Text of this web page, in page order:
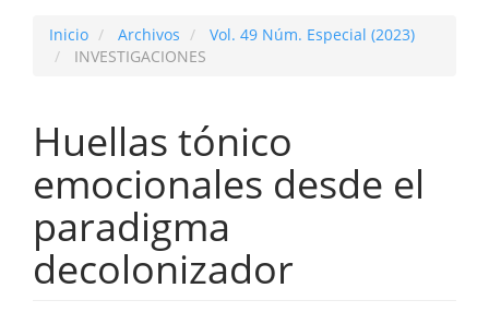
Inicio Archivos
Vol. 49 Núm. Especial (2023)
INVESTIGACIONES
Huellas tónico
emocionales desde el
paradigma
decolonizador